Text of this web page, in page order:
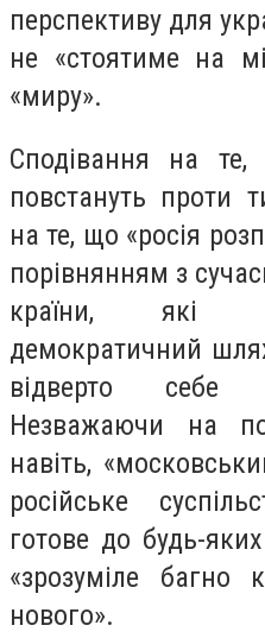
перспективу для
не «стоятиме на
«миру».
Сподівання на те,
повстануть проти
на те, що «росія
порівнянням з
країни, які
демократичний
відверто себе
Незважаючи на
навіть,
російське
готове до будь-
«зрозуміле багно
нового».